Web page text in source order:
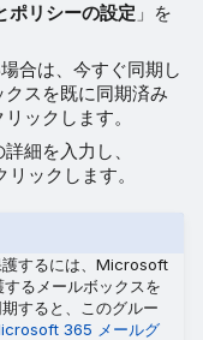
ポリシーの設定 」を
合は、今すぐ同期し
スを既に同期済み
リックします。
細を入力し、
リックします。
護するには、Microsoft
るメールボックスを
すると、このグルー
365 メールグ